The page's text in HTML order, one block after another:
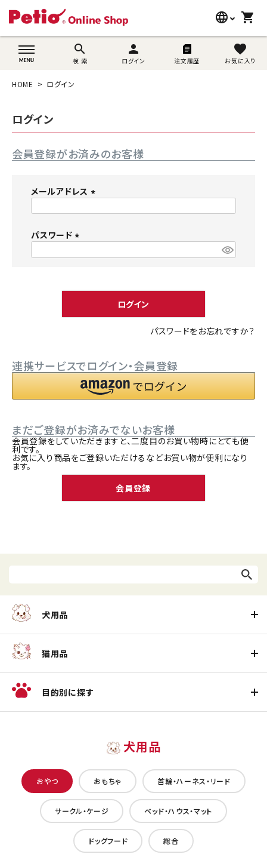
language
wovn-lang-name
shopping_cart
search
検 索
person
ログイン 注文履歴
favorite
お気に入り
search
うさぎ用品
ブランド別に探す
目的別に探す
SNS
ようこそ ゲスト 様
person 新規会員登録
HOME ログイン
ログイン
会員登録がお済みのお客様
メールアドレス
パスワード
)
ログイン
パスワードをお忘れですか？
連携サービスでログイン・会員登録
まだご登録がお済みでないお客様
会員登録をしていただきますと、二度目のお買い物時にとても便
利です。
お気に入り商品をご登録いただけるなどお買い物が便利になり
ます。
会員登録
犬用品
猫用品
目的別に探す
犬用品
おやつ おもちゃ 首輪・ハーネス・リード
サークル・ケージ ベッド・ハウス・マット
ドッグフード 総合